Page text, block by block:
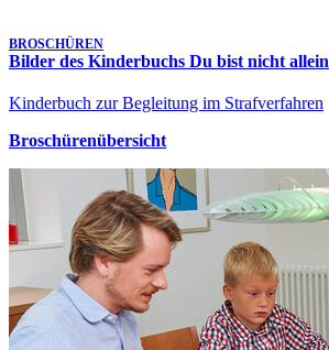
BROSCHÜREN
Bilder des Kinderbuchs Du bist nicht allein
Kinderbuch zur Begleitung im Strafverfahren
Broschürenübersicht